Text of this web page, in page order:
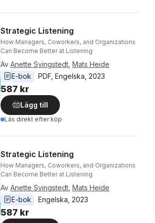
Strategic Listening
How Managers, Coworkers, and Organizations
Can Become Better at Listening
Av Anette Svingstedt Mats Heide
E-bok
PDF Engelska 2023
587 kr
Lägg till
Läs direkt efter köp
Strategic Listening
How Managers, Coworkers, and Organizations
Can Become Better at Listening
Av Anette Svingstedt Mats Heide
E-bok
Engelska 2023
587 kr